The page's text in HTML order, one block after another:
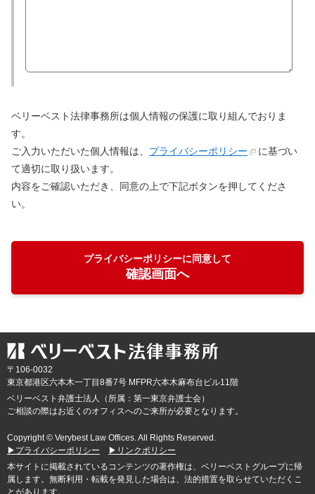
ベリーベスト法律事務所は個人情報の保護に取り組んでおりま
す。
ご入力いただいた個人情報は、 プライバシーポリシー
に基づい
て適切に取り扱います。
内容をご確認いただき、同意の上で下記ボタンを押してくださ
い。
プライバシーポリシーに同意して
確認画面へ
〒106-0032
東京都港区六本木一丁目8番7号 MFPR六本木麻布台ビル11階
ベリーベスト弁護士法人（所属：第一東京弁護士会）
ご相談の際はお近くのオフィスへのご来所が必要となります。
Copyright © Verybest Law Offices. All Rights Reserved.
▶プライバシーポリシー
▶リンクポリシー
本サイトに掲載されているコンテンツの著作権は、ベリーベストグループに帰
属します。無断利用・転載を発見した場合は、法的措置を取らせていただくこ
とがあります。